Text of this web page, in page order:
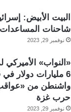
البيت الأبيض:
شاحنات
نوفمبر 29, 2023
«النواب» الأميركي
6 مليارات دولار
واشنطن من
حرب غزة
نوفمبر 29, 2023